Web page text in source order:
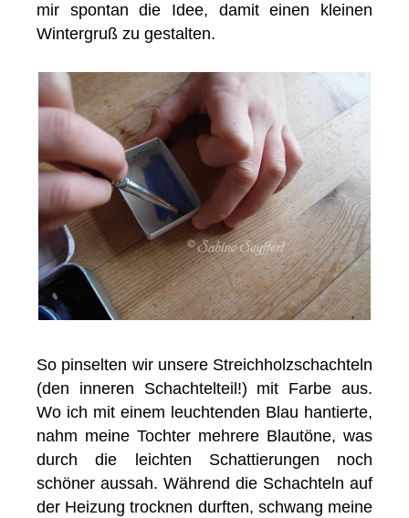
mir spontan die Idee, damit einen kleinen
Wintergruß zu gestalten.
So pinselten wir unsere Streichholzschachteln
(den inneren Schachtelteil!) mit Farbe aus.
Wo ich mit einem leuchtenden Blau hantierte,
nahm meine Tochter mehrere Blautöne, was
durch die leichten Schattierungen noch
schöner aussah. Während die Schachteln auf
der Heizung trocknen durften, schwang meine